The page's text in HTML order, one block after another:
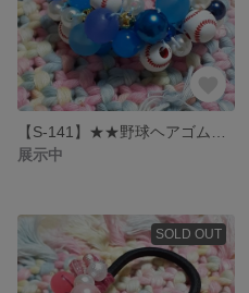
展示中
SOLD OUT